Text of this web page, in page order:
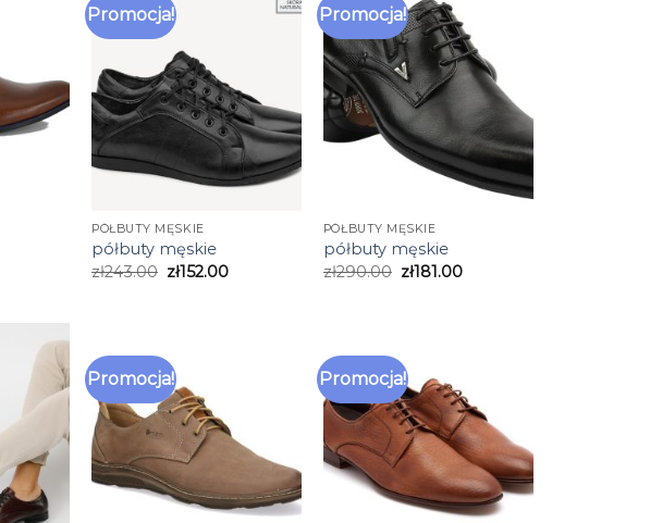
Promocja!
PÓŁBUTY MĘSKIE
półbuty męskie
zł243.00 zł152.00
Promocja!
PÓŁBUTY MĘSKIE
półbuty męskie
zł290.00 zł181.00
Promocja! Promocja!